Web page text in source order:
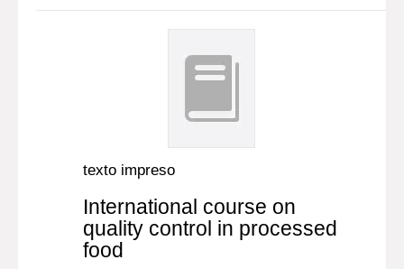
texto impreso
International course on
quality control in processed
food